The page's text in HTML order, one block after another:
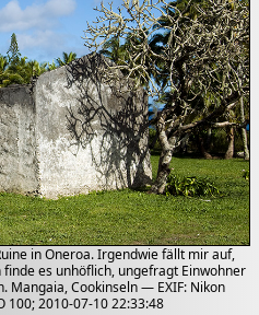
in Oneroa. Irgendwie fällt mir auf,
es unhöflich, ungefragt Einwohner
Mangaia, Cookinseln — EXIF: Nikon
100; 2010-07-10 22:33:48